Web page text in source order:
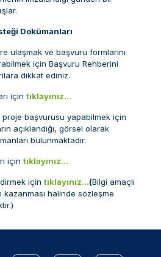
Dokümanları
ulaşmak ve başvuru formlarını
için Başvuru Rehberini
dikkat ediniz.
için tıklayınız…
proje başvurusu yapabilmek için
açıklandığı, görsel olarak
bulunmaktadır.
için tıklayınız…
için tıklayınız…(Bilgi amaçlı
halinde sözleşme